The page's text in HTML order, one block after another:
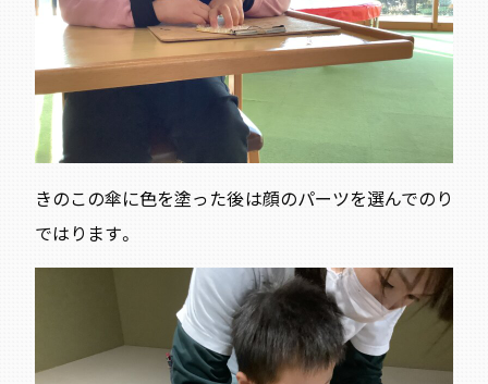
きのこの傘に色を塗った後は顔のパーツを選んでのり
ではります。